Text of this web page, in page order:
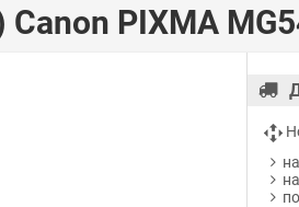
PIXMA
на
на
по